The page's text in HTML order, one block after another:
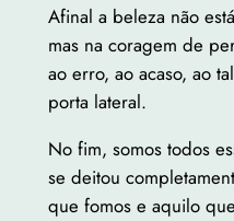
Afinal a beleza não
mas na coragem de
ao erro, ao acaso, ao
porta lateral.
No fim, somos todos
se deitou
que fomos e aquilo